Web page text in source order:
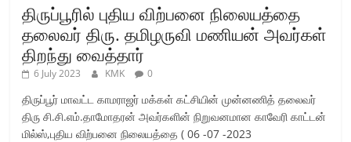
திருப்பூரில் புதிய விற்பனை நிலையத்தை
தலைவர் திரு. தமிழருவி மணியன் அவர்கள்
திறந்து வைத்தார்
6 July 2023 KMK 0
திருப்பூர் மாவட்ட காமராஜர் மக்கள் கட்சியின் முன்னணித் தலைவர்
திரு சி.சி.எம்.தாமோதரன் அவர்களின் நிறுவனமான காவேரி காட்டன்
மில்ஸ்,புதிய விற்பனை நிலையத்தை ( 06 -07 -2023